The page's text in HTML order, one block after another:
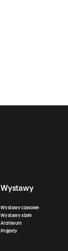
Wystawy
Wystawy czasowe
Wystawy stałe
Archiwum
Projekty